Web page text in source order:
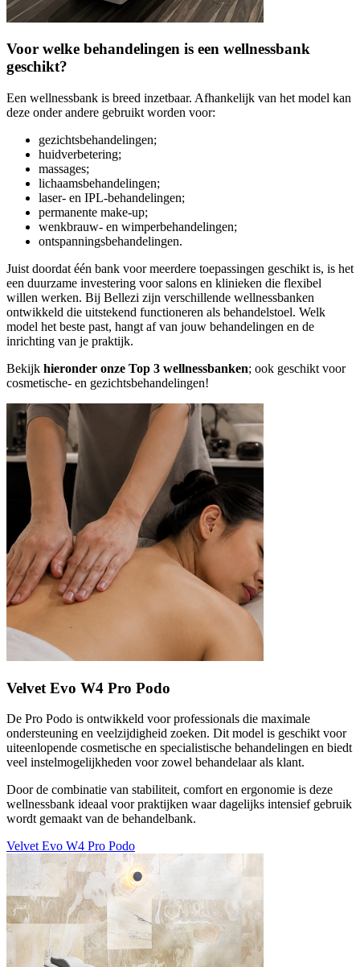
Voor welke behandelingen is een wellnessbank
geschikt?
Een wellnessbank is breed inzetbaar. Afhankelijk van het model kan
deze onder andere gebruikt worden voor:
gezichtsbehandelingen;
huidverbetering;
massages;
lichaamsbehandelingen;
laser- en IPL-behandelingen;
permanente make-up;
wenkbrauw- en wimperbehandelingen;
ontspanningsbehandelingen.
Juist doordat één bank voor meerdere toepassingen geschikt is, is het
een duurzame investering voor salons en klinieken die flexibel
willen werken. Bij Bellezi zijn verschillende wellnessbanken
ontwikkeld die uitstekend functioneren als behandelstoel. Welk
model het beste past, hangt af van jouw behandelingen en de
inrichting van je praktijk.
Bekijk hieronder onze Top 3 wellnessbanken; ook geschikt voor
cosmetische- en gezichtsbehandelingen!
Velvet Evo W4 Pro Podo
De Pro Podo is ontwikkeld voor professionals die maximale
ondersteuning en veelzijdigheid zoeken. Dit model is geschikt voor
uiteenlopende cosmetische en specialistische behandelingen en biedt
veel instelmogelijkheden voor zowel behandelaar als klant.
Door de combinatie van stabiliteit, comfort en ergonomie is deze
wellnessbank ideaal voor praktijken waar dagelijks intensief gebruik
wordt gemaakt van de behandelbank.
Velvet Evo W4 Pro Podo